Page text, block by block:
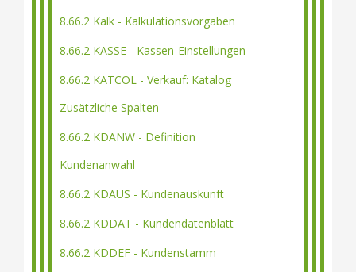
8.66.2 Kalk - Kalkulationsvorgaben
8.66.2 KASSE - Kassen-Einstellungen
8.66.2 KATCOL - Verkauf: Katalog
Zusätzliche Spalten
8.66.2 KDANW - Definition
Kundenanwahl
8.66.2 KDAUS - Kundenauskunft
8.66.2 KDDAT - Kundendatenblatt
8.66.2 KDDEF - Kundenstamm